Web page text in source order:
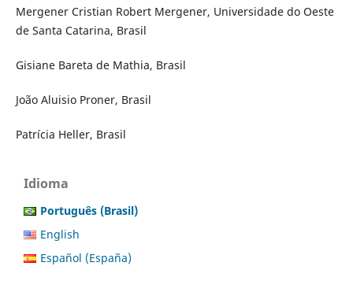
Mergener Cristian Robert Mergener, Universidade do Oeste
de Santa Catarina, Brasil
Gisiane Bareta de Mathia, Brasil
João Aluisio Proner, Brasil
Patrícia Heller, Brasil
Idioma
Português (Brasil)
English
Español (España)